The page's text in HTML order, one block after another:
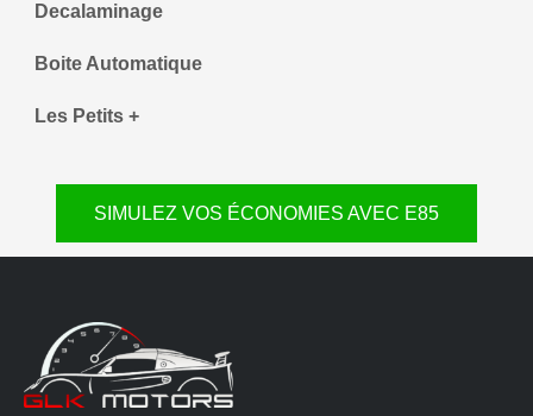
Decalaminage
Boite Automatique
Les Petits +
SIMULEZ VOS ÉCONOMIES AVEC E85